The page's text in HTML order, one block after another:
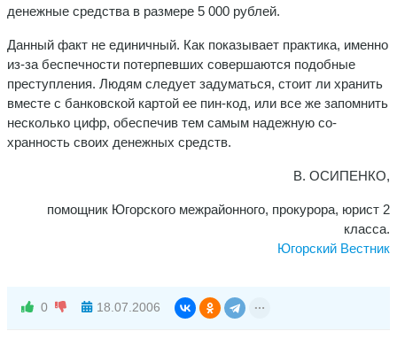
денежные средства в размере 5 000 рублей.
Данный факт не единичный. Как показывает практика, именно
из-за беспечности потерпевших совершаются подобные
преступления. Людям сле­дует задуматься, стоит ли хранить
вместе с банковс­кой картой ее пин-код, или все же запомнить
не­сколько цифр, обеспечив тем самым надежную со­
хранность своих денежных средств.
В. ОСИПЕНКО,
помощник Югорского межрайонного, прокурора, юрист 2
класса.
Югорский Вестник
0 18.07.2006